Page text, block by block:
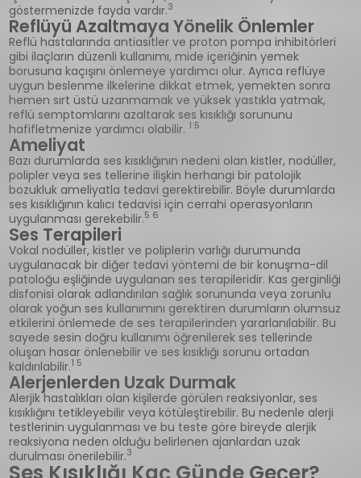
göstermenizde fayda vardır.3
Reflüyü Azaltmaya Yönelik Önlemler
Reflü hastalarında antiasitler ve proton pompa inhibitörleri
gibi ilaçların düzenli kullanımı, mide içeriğinin yemek
borusuna kaçışını önlemeye yardımcı olur. Ayrıca reflüye
uygun beslenme ilkelerine dikkat etmek, yemekten sonra
hemen sırt üstü uzanmamak ve yüksek yastıkla yatmak,
reflü semptomlarını azaltarak ses kısıklığı sorununu
hafifletmenize yardımcı olabilir. 1 5
Ameliyat
Bazı durumlarda ses kısıklığının nedeni olan kistler, nodüller,
polipler veya ses tellerine ilişkin herhangi bir patolojik
bozukluk ameliyatla tedavi gerektirebilir. Böyle durumlarda
ses kısıklığının kalıcı tedavisi için cerrahi operasyonların
uygulanması gerekebilir.5 6
Ses Terapileri
Vokal nodüller, kistler ve poliplerin varlığı durumunda
uygulanacak bir diğer tedavi yöntemi de bir konuşma-dil
patoloğu eşliğinde uygulanan ses terapileridir. Kas gerginliği
disfonisi olarak adlandırılan sağlık sorununda veya zorunlu
olarak yoğun ses kullanımını gerektiren durumların olumsuz
etkilerini önlemede de ses terapilerinden yararlanılabilir. Bu
sayede sesin doğru kullanımı öğrenilerek ses tellerinde
oluşan hasar önlenebilir ve ses kısıklığı sorunu ortadan
kaldırılabilir.1 5
Alerjenlerden Uzak Durmak
Alerjik hastalıkları olan kişilerde görülen reaksiyonlar, ses
kısıklığını tetikleyebilir veya kötüleştirebilir. Bu nedenle alerji
testlerinin uygulanması ve bu teste göre bireyde alerjik
reaksiyona neden olduğu belirlenen ajanlardan uzak
durulması önerilebilir.3
Ses Kısıklığı Kaç Günde Geçer?